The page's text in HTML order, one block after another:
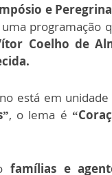
e
programação
Coelho de
está em
, o lema é
famílias e